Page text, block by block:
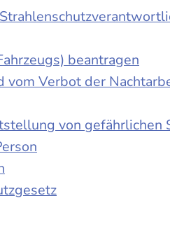
beantragen
Verbot der
von gefährlichen